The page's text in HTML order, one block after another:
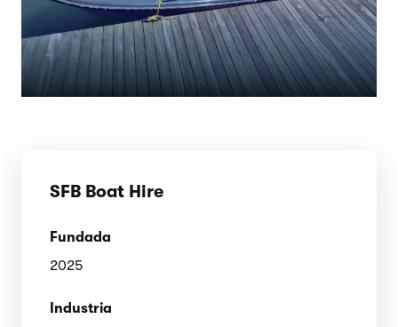
SFB Boat Hire
Fundada
2025
Industria